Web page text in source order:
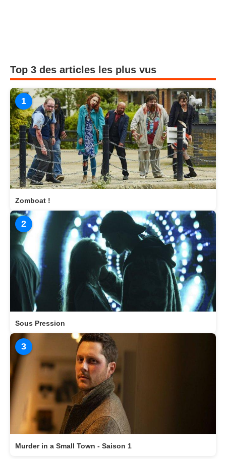
Top 3 des articles les plus vus
1
Zomboat !
2
Sous Pression
3
Murder in a Small Town - Saison 1